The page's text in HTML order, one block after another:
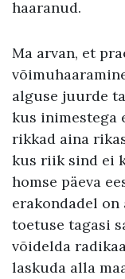
haaranud.
Ma arvan, et
alguse juurde
kus inimestega
rikkad aina
kus riik sind ei
homse päeva
erakondadel
toetuse tagasi
võidelda
laskuda alla